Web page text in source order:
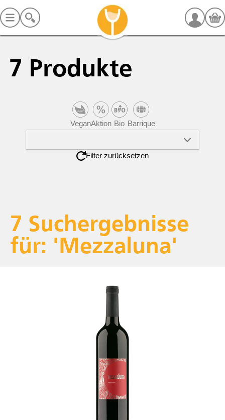
7 Produkte
VeganAktion Bio Barrique
Filter zurücksetzen
7 Suchergebnisse
für: 'Mezzaluna'